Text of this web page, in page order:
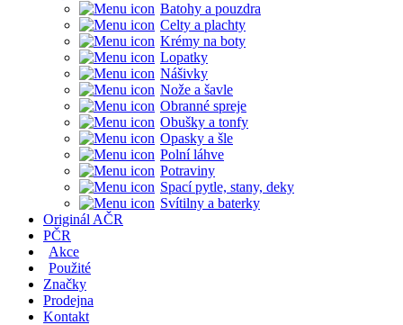
Batohy a pouzdra
Celty a plachty
Krémy na boty
Lopatky
Nášivky
Nože a šavle
Obranné spreje
Obušky a tonfy
Opasky a šle
Polní láhve
Potraviny
Spací pytle, stany, deky
Svítilny a baterky
Originál AČR
PČR
Akce
Použité
Značky
Prodejna
Kontakt